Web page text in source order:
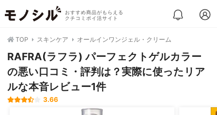
おすすめ商品がもらえる
クチコミポイ活サイト
TOP スキンケア オールインワンジェル・クリーム
RAFRA(ラフラ) パーフェクトゲルカラー
の悪い口コミ・評判は？実際に使ったリア
ルな本音レビュー1件
3.66